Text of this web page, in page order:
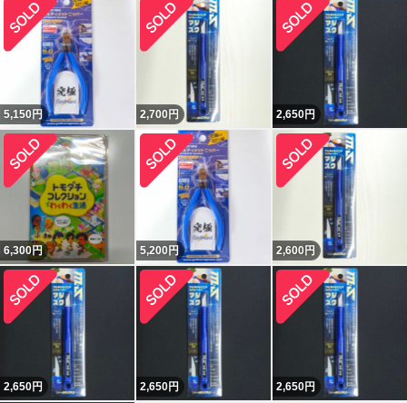
5,150 円 2,700円 2,650円
6,300円 5,200 円 2,600円
2,650円 2,650円 2,650円